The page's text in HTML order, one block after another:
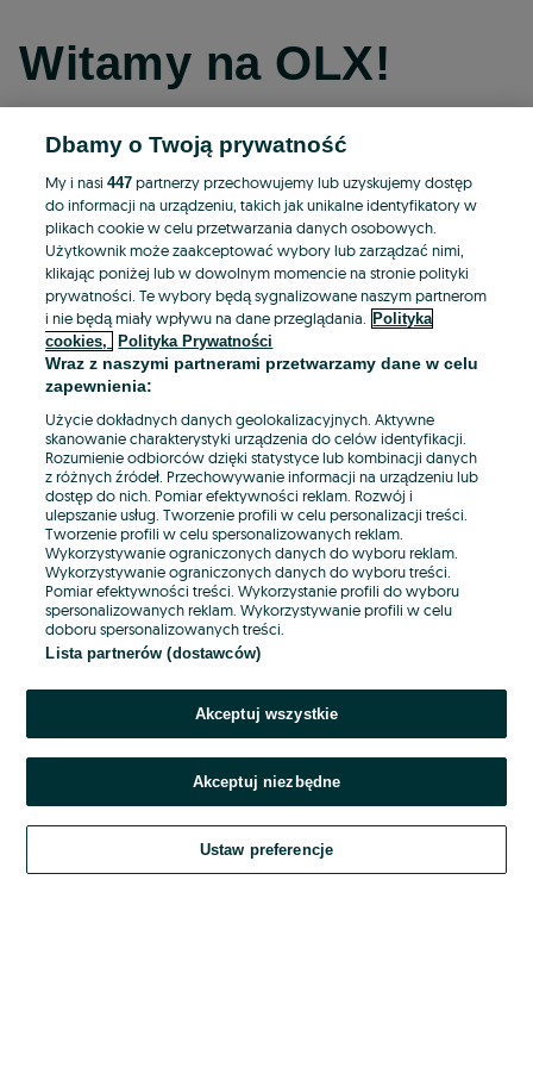
Witamy na OLX!
Kontynuuj przez Facebooka
Kontynuuj przez konto Apple
Kontynuuj przez konto Google
LUB
E-mail
Hasło
Nie pamiętasz hasła?
Zaloguj się
Kontynuując za pośrednictwem jednego z dostawców wskazanych powyżej,
Regulamin serwisu OLX.pl w jego aktualnym brzmieniu.
Dbamy o Twoją prywatność
My i nasi447 partnerzy przechowujemy lub uzyskujemy dostęp
do informacji na urządzeniu, takich jak unikalne identyfikatory w
plikach cookie w celu przetwarzania danych osobowych.
Użytkownik może zaakceptować wybory lub zarządzać nimi,
klikając poniżej lub w dowolnym momencie na stronie polityki
prywatności. Te wybory będą sygnalizowane naszym partnerom
i nie będą miały wpływu na dane przeglądania.
Polityka
cookies,
Polityka Prywatności
Wraz z naszymi partnerami przetwarzamy dane w celu
zapewnienia:
Użycie dokładnych danych geolokalizacyjnych. Aktywne
skanowanie charakterystyki urządzenia do celów identyfikacji.
Rozumienie odbiorców dzięki statystyce lub kombinacji danych
z różnych źródeł. Przechowywanie informacji na urządzeniu lub
dostęp do nich. Pomiar efektywności reklam. Rozwój i
ulepszanie usług. Tworzenie profili w celu personalizacji treści.
Tworzenie profili w celu spersonalizowanych reklam.
Wykorzystywanie ograniczonych danych do wyboru reklam.
Wykorzystywanie ograniczonych danych do wyboru treści.
Pomiar efektywności treści. Wykorzystanie profili do wyboru
spersonalizowanych reklam. Wykorzystywanie profili w celu
doboru spersonalizowanych treści.
Lista partnerów (dostawców)
Akceptuj wszystkie
Akceptuj niezbędne
Ustaw preferencje